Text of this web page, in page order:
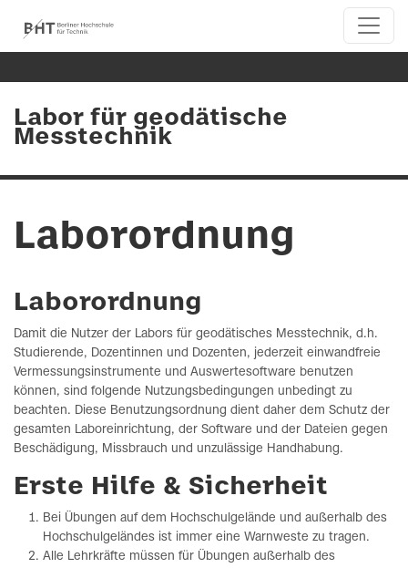
Labor für geodätische
Messtechnik
Laborordnung
Laborordnung
Damit die Nutzer der Labors für geodätisches Messtechnik, d.h.
Studierende, Dozentinnen und Dozenten, jederzeit einwandfreie
Vermessungsinstrumente und Auswertesoftware benutzen
können, sind folgende Nutzungsbedingungen unbedingt zu
beachten. Diese Benutzungsordnung dient daher dem Schutz der
gesamten Laboreinrichtung, der Software und der Dateien gegen
Beschädigung, Missbrauch und unzulässige Handhabung.
Erste Hilfe & Sicherheit
Bei Übungen auf dem Hochschulgelände und außerhalb des
Hochschulgeländes ist immer eine Warnweste zu tragen.
Alle Lehrkräfte müssen für Übungen außerhalb des